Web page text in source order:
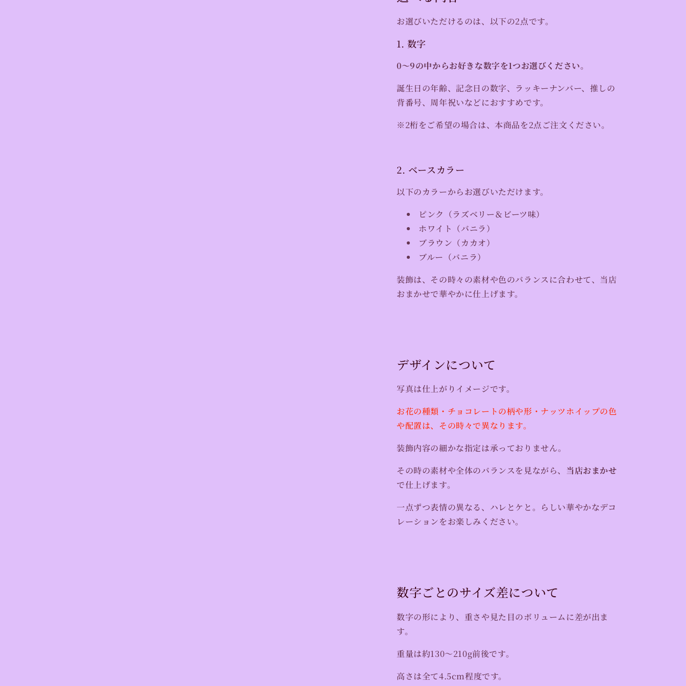
お選びいただけるのは、以下の2点です。
1. 数字
0〜9の中からお好きな数字を1つお選びください。
誕生日の年齢、記念日の数字、ラッキーナンバー、推しの
背番号、周年祝いなどにおすすめです。
※2桁をご希望の場合は、本商品を2点ご注文ください。
2. ベースカラー
以下のカラーからお選びいただけます。
ピンク（ラズベリー＆ビーツ味）
ホワイト（バニラ）
ブラウン（カカオ）
ブルー（バニラ）
装飾は、その時々の素材や色のバランスに合わせて、当店
おまかせで華やかに仕上げます。
デザインについて
写真は仕上がりイメージです。
お花の種類・チョコレートの柄や形・ナッツホイップの色
や配置は、その時々で異なります。
装飾内容の細かな指定は承っておりません。
その時の素材や全体のバランスを見ながら、 当店おまかせ
で仕上げます。
一点ずつ表情の異なる、ハレとケと。らしい華やかなデコ
レーションをお楽しみください。
数字ごとのサイズ差について
数字の形により、重さや見た目のボリュームに差が出ま
す。
重量は約130〜210g前後です。
高さは全て4.5cm程度です。